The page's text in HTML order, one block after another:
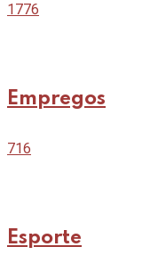
1776
Empregos
716
Esporte